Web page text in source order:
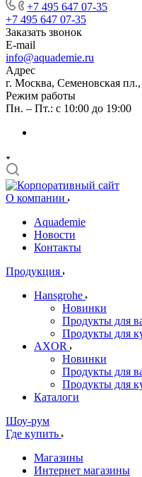
+7 495 647 07-35
+7 495 647 07-35
Заказать звонок
E-mail
info@aquademie.ru
Адрес
г. Москва, Семеновская
Режим работы
Пн. – Пт.: с 10:00 до 19:00
О компании
Aquademie
Новости
Контакты
Продукция
Hansgrohe
Новинки
Продукты для
Продукты для
AXOR
Новинки
Продукты для
Продукты для
Каталоги
Шоу-рум
Где купить
Магазины
Интернет магазины